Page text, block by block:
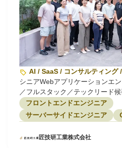
AI / SaaS / コンサルティング
シニアWebアプリケーションエ
／フルスタック／テックリード候
フロントエンドエンジニア
サーバーサイドエンジニア
匠技研工業株式会社